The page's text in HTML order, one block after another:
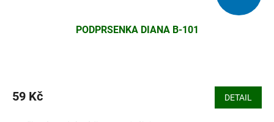
PODPRSENKA DIANA B-101
59 Kč DETAIL